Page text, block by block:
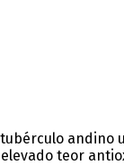
elevado teor